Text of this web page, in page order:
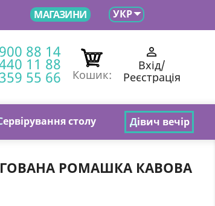
МАГАЗИНИ УКР
ервірування столу Дівич вечір
88 14
11 88
55 66 Кошик:

Вхід/
Реєстрація
РОМАШКА КАВОВА